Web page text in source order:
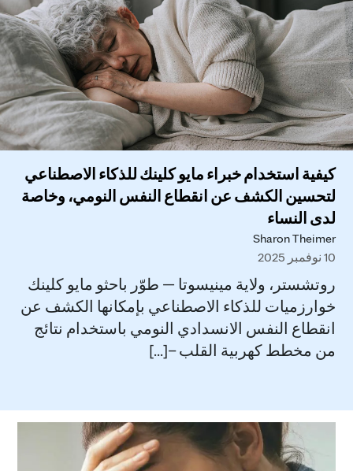
كيفية استخدام خبراء مايو كلينك للذكاء الاصطناعي
لتحسين الكشف عن انقطاع النفس النومي، وخاصة
لدى النساء
Sharon Theimer
10 نوفمبر 2025
روتشستر، ولاية مينيسوتا — طوّر باحثو مايو كلينك
خوارزميات للذكاء الاصطناعي بإمكانها الكشف عن
انقطاع النفس الانسدادي النومي باستخدام نتائج
من مخطط كهربية القلب –[...]